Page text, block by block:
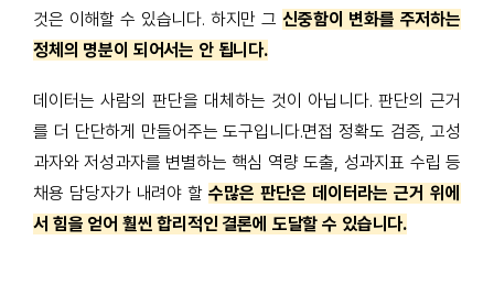
것은 이해할 수 있습니다. 하지만 그 신중함이 변화를 주저하는
정체의 명분이 되어서는 안 됩니다.
데이터는 사람의 판단을 대체하는 것이 아닙니다. 판단의 근거
를 더 단단하게 만들어주는 도구입니다.면접 정확도 검증, 고성
과자와 저성과자를 변별하는 핵심 역량 도출, 성과지표 수립 등
채용 담당자가 내려야 할수많은 판단은 데이터라는 근거 위에
서 힘을 얻어 훨씬 합리적인 결론에 도달할 수 있습니다.